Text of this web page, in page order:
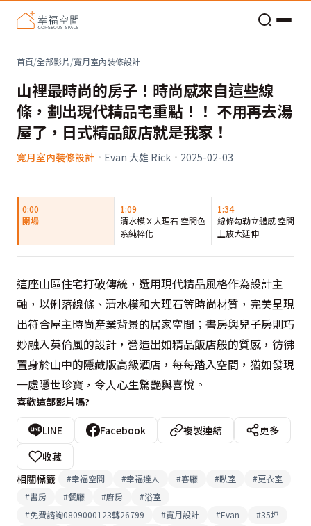
首頁/全部影片/寬月室內裝修設計
山裡最時尚的房子！時尚感來自這些線
條，劃出現代精品宅重點！！ 不用再去湯
屋了，日式精品飯店就是我家！
寬月室內裝修設計 · Evan 大雄 Rick · 2025-02-03
0:00
開場
1:09
清水模Ｘ大理石 空間色
系純粹化
1:34
線條勾勒立體感 空間向
上放大延伸
這座山區住宅打破傳統，選用現代精品風格作為設計主
軸，以俐落線條、清水模和大理石等時尚材質，完美呈現
出符合屋主時尚產業背景的居家空間；書房與兒子房則巧
妙融入英倫風的設計，營造出如精品飯店般的質感，彷彿
置身於山中的隱藏版高級酒店，每每踏入空間，猶如發現
一處隱世珍寶，令人心生驚艷與喜悅。
喜歡這部影片嗎?
LINE Facebook 複製連結
更多
收藏
相關標籤
#幸福空間 #幸福達人 #客廳 #臥室 #更衣室
#書房 #餐廳 #廚房 #浴室
#免費諮詢0809000123轉26799 #寬月設計 #Evan #35坪